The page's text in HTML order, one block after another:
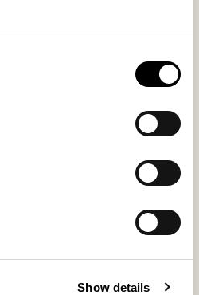
Show details
näistä